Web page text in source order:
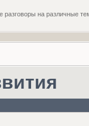
разговоры на различные